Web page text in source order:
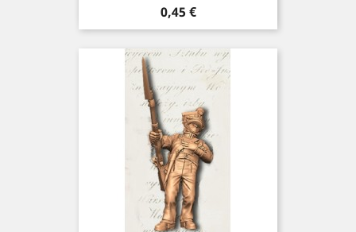
Preço
0,45 €